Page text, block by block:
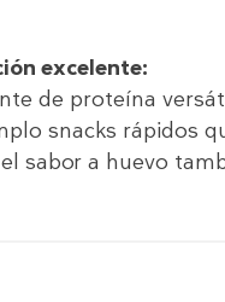
excelente:
de proteína
snacks rápidos
sabor a huevo